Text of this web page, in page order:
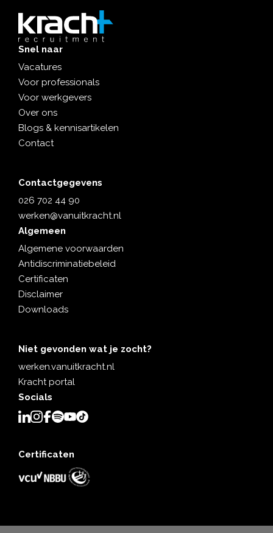
Snel naar
Vacatures
Voor professionals
Voor werkgevers
Over ons
Blogs & kennisartikelen
Contact
Contactgegevens
026 702 44 90
werken@vanuitkracht.nl
Algemeen
Algemene voorwaarden
Antidiscriminatiebeleid
Certificaten
Disclaimer
Downloads
Niet gevonden wat je zocht?
werken.vanuitkracht.nl
Kracht portal
Socials
Certificaten